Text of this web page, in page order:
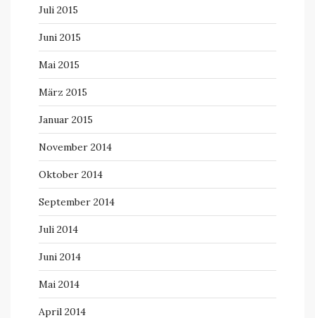
Juli 2015
Juni 2015
Mai 2015
März 2015
Januar 2015
November 2014
Oktober 2014
September 2014
Juli 2014
Juni 2014
Mai 2014
April 2014